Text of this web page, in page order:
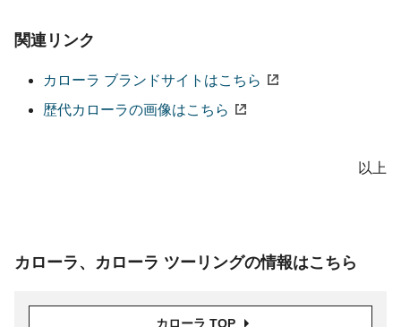
関連リンク
カローラ ブランドサイトはこちら
歴代カローラの画像はこちら
以上
カローラ、 カローラ ツーリングの情報はこちら
カローラ TOP